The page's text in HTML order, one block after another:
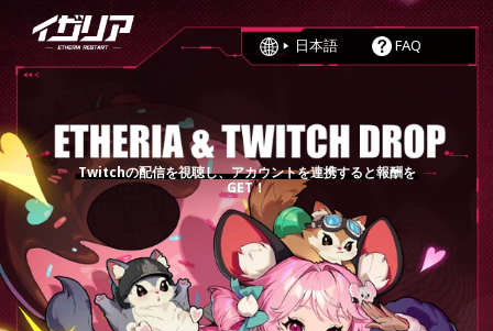
Twitchの配信を視聴し、アカウントを連携すると報酬を
GET！
日本語
English
Indonesia
日本語
한국어
Português
Русский
ภาษาไทย
Tiếng Việt
FAQ